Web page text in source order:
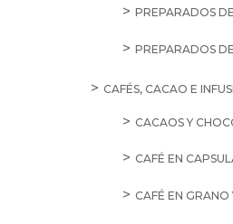
PREPARADOS
PREPARADOS
CAFÉS, CACAO E
CACAOS Y
CAFÉ EN
CAFÉ EN